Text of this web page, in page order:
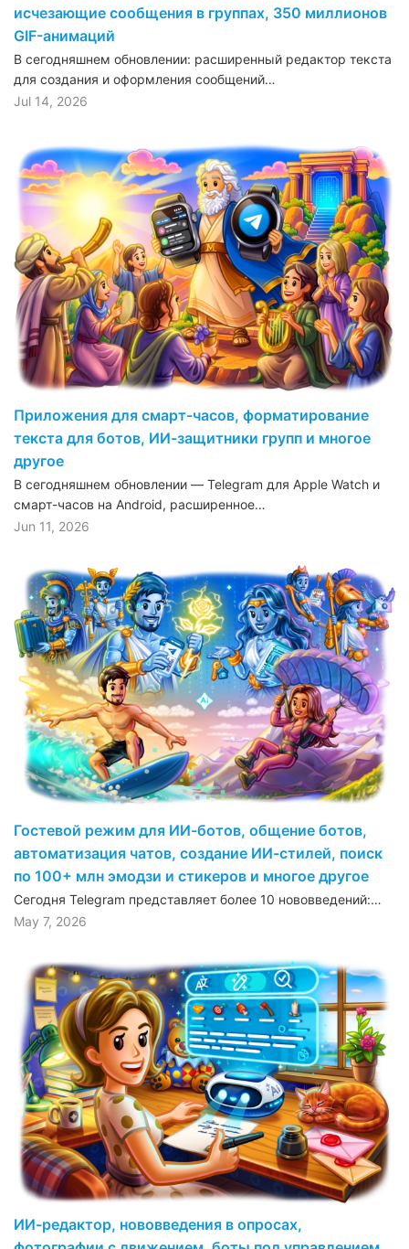
исчезающие сообщения в группах, 350 миллионов
GIF-анимаций
В сегодняшнем обновлении: расширенный редактор текста
для создания и оформления сообщений…
Jul 14, 2026
Приложения для смарт-часов, форматирование
текста для ботов, ИИ-защитники групп и многое
другое
В сегодняшнем обновлении — Telegram для Apple Watch и
смарт-часов на Android, расширенное…
Jun 11, 2026
Гостевой режим для ИИ-ботов, общение ботов,
автоматизация чатов, создание ИИ-стилей, поиск
по 100+ млн эмодзи и стикеров и многое другое
Сегодня Telegram представляет более 10 нововведений:…
May 7, 2026
ИИ-редактор, нововведения в опросах,